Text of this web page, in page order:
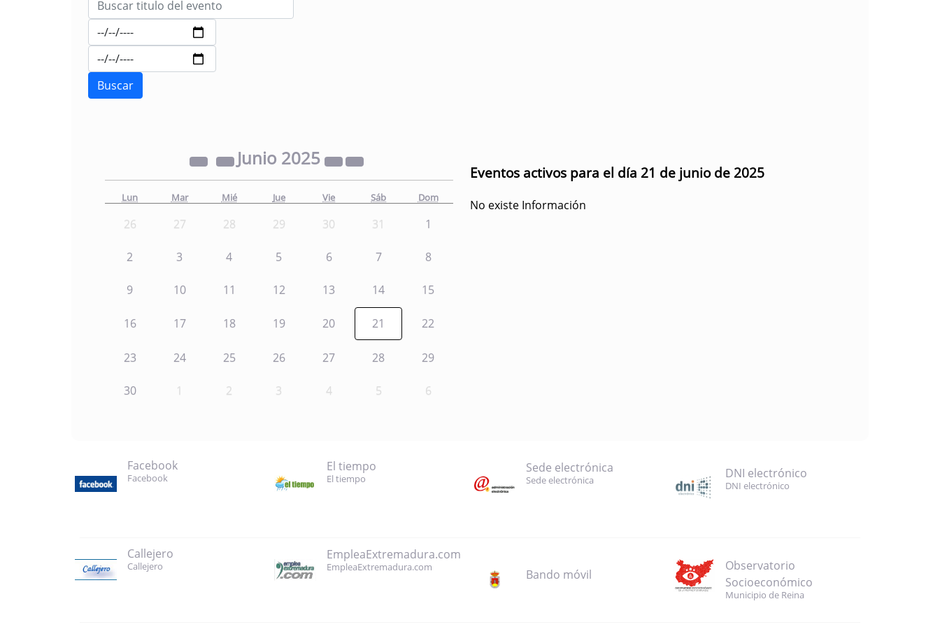
Junio 2025
Lun Mar Mié Jue Vie Sáb Dom
26 27 28 29 30 31 1
2 3 4 5 6 7 8
9 10 11 12 13 14 15
16 17 18 19 20 21 22
23 24 25 26 27 28 29
30 1 2 3 4 5 6
Eventos activos para el día 21 de junio de 2025
No existe Información
Facebook
Facebook
El tiempo
El tiempo
Sede electrónica
Sede electrónica DNI electrónico
DNI electrónico
Callejero
Callejero
EmpleaExtremadura.com
EmpleaExtremadura.com
Bando móvil
Observatorio
Socioeconómico
Municipio de Reina